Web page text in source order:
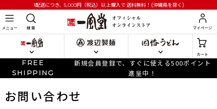
1配送につき、5,000円 （税込）以上購入で送料無料！(沖縄県を除く)
メニュー 検 索 マイページ
カート
FREE
SHIPPING
新規会員登録で、すぐに使える500ポイント
進呈中！
お問い合わせ